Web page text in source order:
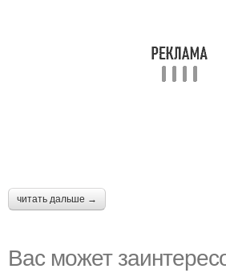
читать дальше →
Вас может